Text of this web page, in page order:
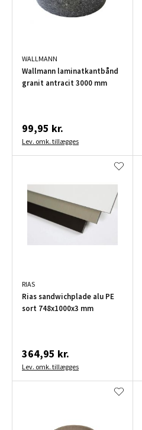
WALLMANN
Wallmann laminatkantbånd
granit antracit 3000 mm
99,95 kr.
Lev. omk. tillægges
RIAS
Rias sandwichplade alu PE
sort 748x1000x3 mm
364,95 kr.
Lev. omk. tillægges